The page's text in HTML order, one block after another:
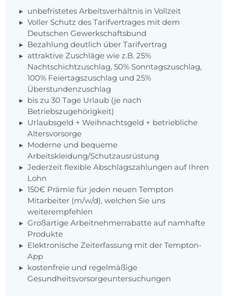
unbefristetes Arbeitsverhältnis in Vollzeit
Voller Schutz des Tarifvertrages mit dem
Deutschen Gewerkschaftsbund
Bezahlung deutlich über Tarifvertrag
attraktive Zuschläge wie z.B. 25%
Nachtschichtzuschlag, 50% Sonntagszuschlag,
100% Feiertagszuschlag und 25%
Überstundenzuschlag
bis zu 30 Tage Urlaub (je nach
Betriebszugehörigkeit)
Urlaubsgeld + Weihnachtsgeld + betriebliche
Altersvorsorge
Moderne und bequeme
Arbeitskleidung/Schutzausrüstung
Jederzeit flexible Abschlagszahlungen auf Ihren
Lohn
150€ Prämie für jeden neuen Tempton
Mitarbeiter (m/w/d), welchen Sie uns
weiterempfehlen
Großartige Arbeitnehmerrabatte auf namhafte
Produkte
Elektronische Zeiterfassung mit der Tempton-
App
kostenfreie und regelmäßige
Gesundheitsvorsorgeuntersuchungen